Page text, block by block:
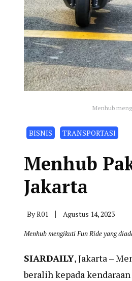
Menhub
BISNIS TRANSPORTASI
Menhub
Jakarta
ByR01 Agustus 14, 2023
Menhub mengikuti Fun Ride yang
SIARDAILY, Jakarta –
beralih kepada